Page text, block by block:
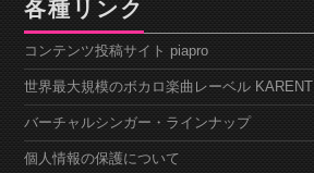
各種リンク
コンテンツ投稿サイト piapro
世界最大規模のボカロ楽曲レーベル KARENT
バーチャルシンガー・ラインナップ
個人情報の保護について